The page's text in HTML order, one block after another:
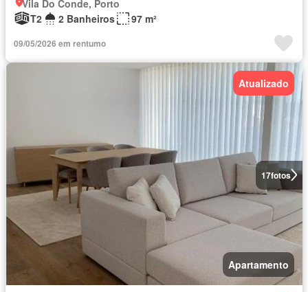
Vila Do Conde, Porto
T2
2 Banheiros 97 m²
09/05/2026 em rentumo
17fotos
Atualizado
Apartamento